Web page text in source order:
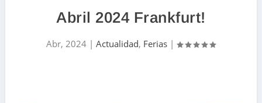
Abril 2024 Frankfurt!
Abr, 2024 |Actualidad, Ferias |